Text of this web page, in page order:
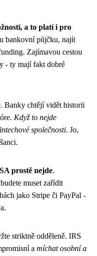
a to platí i pro
bankovní půjčku, najít
Zajímavou cestou
- ty mají fakt dobré
Banky chtějí vidět historii
Když to nejde
společnosti. Jo,
prostě nejde.
muset zařídit
jako Stripe či PayPal -
striktně odděleně. IRS
a míchat osobní a